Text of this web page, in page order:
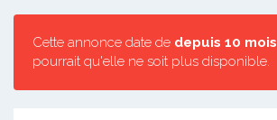
Cette annonce date de depuis 10 mois
pourrait qu'elle ne soit plus disponible.